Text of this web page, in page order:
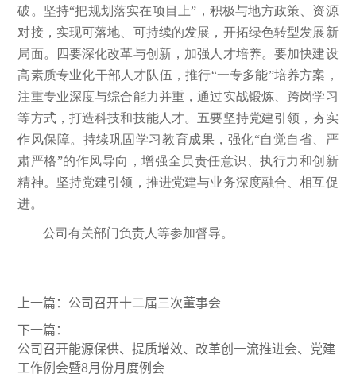
破。坚持“把规划落实在项目上”，积极与地方政策、资源
对接，实现可落地、可持续的发展，开拓绿色转型发展新
局面。四要深化改革与创新，加强人才培养。要加快建设
高素质专业化干部人才队伍，推行“一专多能”培养方案，
注重专业深度与综合能力并重，通过实战锻炼、跨岗学习
等方式，打造科技和技能人才。五要坚持党建引领，夯实
作风保障。持续巩固学习教育成果，强化“自觉自省、严
肃严格”的作风导向，增强全员责任意识、执行力和创新
精神。坚持党建引领，推进党建与业务深度融合、相互促
进。
公司有关部门负责人等参加督导。
上一篇： 公司召开十二届三次董事会
下一篇：
公司召开能源保供、提质增效、改革创一流推进会、党建
工作例会暨8月份月度例会